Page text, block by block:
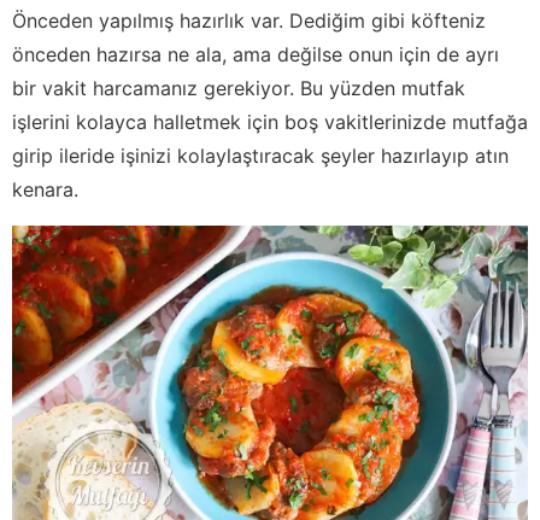
Önceden yapılmış hazırlık var. Dediğim gibi köfteniz
önceden hazırsa ne ala, ama değilse onun için de ayrı
bir vakit harcamanız gerekiyor. Bu yüzden mutfak
işlerini kolayca halletmek için boş vakitlerinizde mutfağa
girip ileride işinizi kolaylaştıracak şeyler hazırlayıp atın
kenara.